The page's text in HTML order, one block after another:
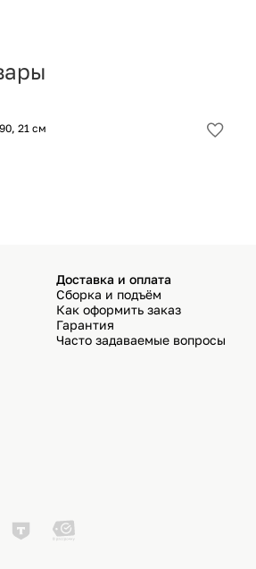
21 см
Доставка и оплата
Сборка и подъём
Как оформить заказ
Гарантия
Часто задаваемые вопросы